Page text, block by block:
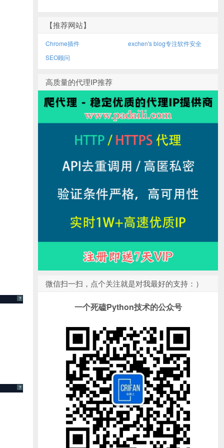
?
?
【推荐网站】
Chrome插件
exchen's blog专注软件安全
SEO顾问
高质量的代理IP推荐
微信扫一扫，点个关注就是对我最好的支持：）
一个死磕Python技术的公众号